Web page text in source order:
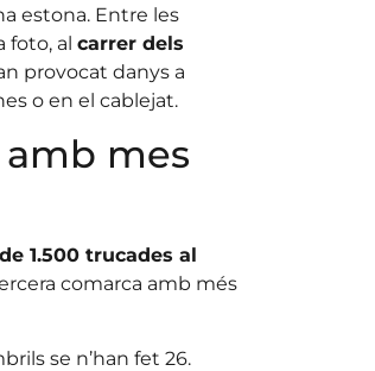
estona. Entre les
foto, al carrer dels
provocat danys a
o en el cablejat.
amb mes
1.500 trucades al
comarca amb més
se n’han fet 26.